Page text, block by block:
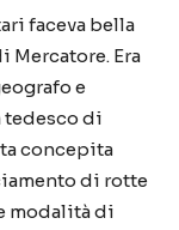
faceva bella
Mercatore. Era
e
tedesco di
concepita
di rotte
modalitàdi